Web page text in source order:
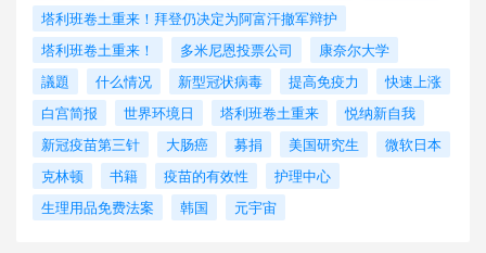
塔利班卷土重来！拜登仍决定为阿富汗撤军辩护
塔利班卷土重来！
多米尼恩投票公司
康奈尔大学
議題
什么情况 新型冠状病毒 提高免疫力
快速上涨
白宫简报
世界环境日 塔利班卷土重来
悦纳新自我
新冠疫苗第三针
大肠癌 募捐 美国研究生
微软日本
克林顿
书籍 疫苗的有效性
护理中心
生理用品免费法案
韩国 元宇宙